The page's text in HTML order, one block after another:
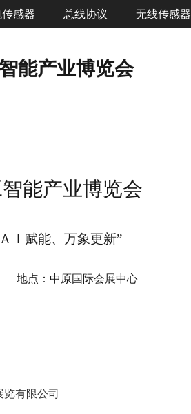
感器 总线协议 无线传感器
能产业博览会
能产业博览会
Ｉ赋能、万象更新”
点：中原国际会展中心
有限公司